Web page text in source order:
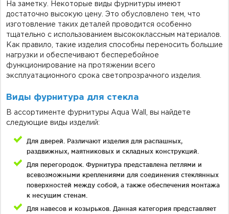
На заметку. Некоторые виды фурнитуры имеют
достаточно высокую цену. Это обусловлено тем, что
изготовление таких деталей проводится особенно
тщательно с использованием высококлассным материалов.
Как правило, такие изделия способны переносить большие
нагрузки и обеспечивают бесперебойное
функционирование на протяжении всего
эксплуатационного срока светопрозрачного изделия.
Виды фурнитура для стекла
В ассортименте фурнитуры Aqua Wall, вы найдете
следующие виды изделий:
Для дверей. Различают изделия для распашных,
раздвижных, маятниковых и складных конструкций.
Для перегородок. Фурнитура представлена петлями и
всевозможными креплениями для соединения стеклянных
поверхностей между собой, а также обеспечения монтажа
к несущим стенам.
Для навесов и козырьков. Данная категория представляет